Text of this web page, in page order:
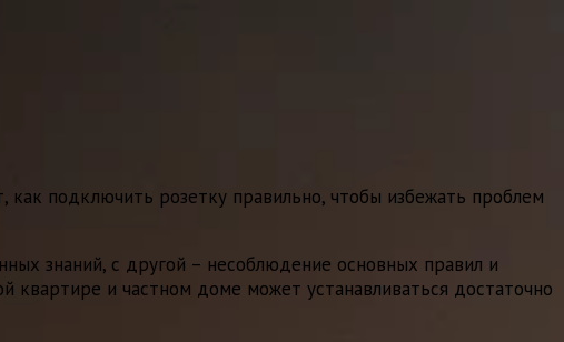
подключить розетку правильно, чтобы избежать проблем
знаний, с другой – несоблюдение основных правил и
квартире и частном доме может устанавливаться достаточно